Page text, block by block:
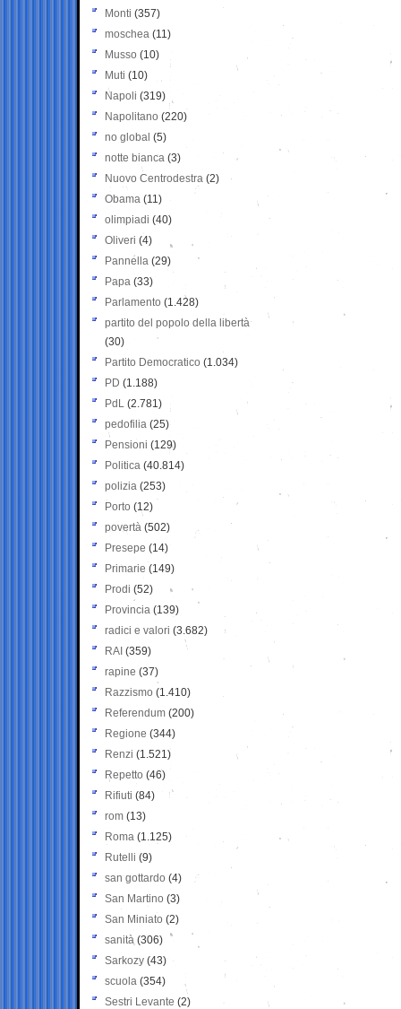
Monti (357)
moschea (11)
Musso (10)
Muti (10)
Napoli (319)
Napolitano (220)
no global (5)
notte bianca (3)
Nuovo Centrodestra (2)
Obama (11)
olimpiadi (40)
Oliveri (4)
Pannella (29)
Papa (33)
Parlamento (1.428)
partito del popolo della libertà
(30)
Partito Democratico (1.034)
PD (1.188)
PdL (2.781)
pedofilia (25)
Pensioni (129)
Politica (40.814)
polizia (253)
Porto (12)
povertà (502)
Presepe (14)
Primarie (149)
Prodi (52)
Provincia (139)
radici e valori (3.682)
RAI (359)
rapine (37)
Razzismo (1.410)
Referendum (200)
Regione (344)
Renzi (1.521)
Repetto (46)
Rifiuti (84)
rom (13)
Roma (1.125)
Rutelli (9)
san gottardo (4)
San Martino (3)
San Miniato (2)
sanità (306)
Sarkozy (43)
scuola (354)
Sestri Levante (2)